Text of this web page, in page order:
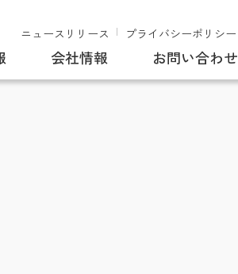
ニュースリリース プライバシーポリシー
会社情報 お問い合わせ